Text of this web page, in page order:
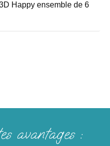
Happy ensemble de 6
avantages :